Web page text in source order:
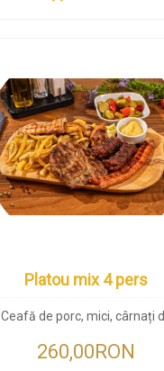
Platou mix 4 pers
Ceafă de porc, mici, cârnați d..
260,00RON